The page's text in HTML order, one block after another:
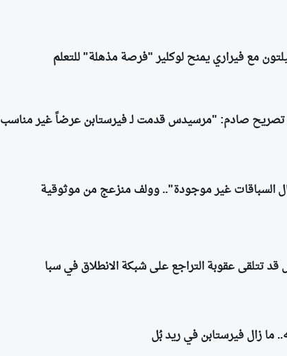
مع فيراري يمنح لوكلير "فرصة مذهلة" للتعلم
صادم: "مرسيدس قدمت لـ فيرستابن عرضاً غير مناسب
السباقات غير موجودة".. وولف منزعج من موثوقية
تتلقى عقوبة التراجع على شبكة الانطلاق في سبا
ما زال فيرستابن في ريد بُل